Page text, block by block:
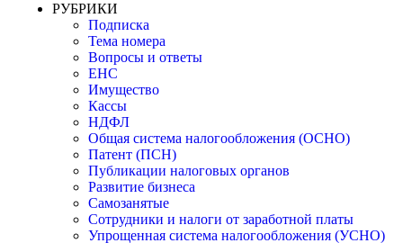
РУБРИКИ
Подписка
Тема номера
Вопросы и ответы
ЕНС
Имущество
Кассы
НДФЛ
Общая система налогообложения (ОСНО)
Патент (ПСН)
Публикации налоговых органов
Развитие бизнеса
Самозанятые
Сотрудники и налоги от заработной платы
Упрощенная система налогообложения (УСНО)